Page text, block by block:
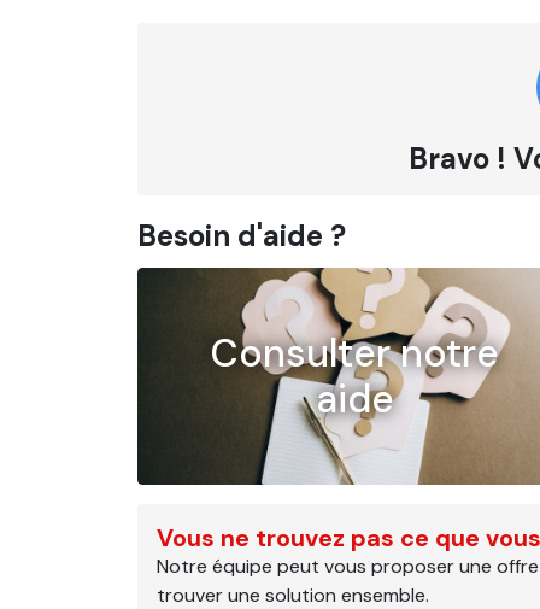
Bravo !
Besoin d'aide ?
Consulter notre
aide
Vous ne trouvez pas ce que
Notre équipe peut vous proposer une
trouver une solution ensemble.